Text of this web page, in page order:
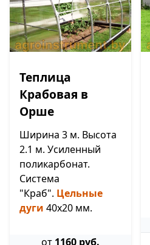
Теплица
Крабовая в
Орше
Ширина 3 м. Высота
2.1 м. Усиленный
поликарбонат.
Система
"Краб". Цельные
дуги 40х20 мм.
от 1160 руб.